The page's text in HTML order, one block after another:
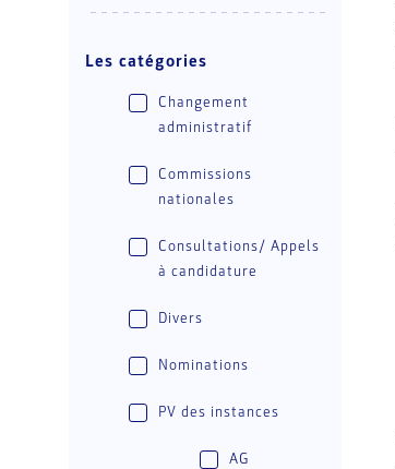
Les catégories
Changement
administratif
Commissions
nationales
Consultations/ Appels
à candidature
Divers
Nominations
PV des instances
AG